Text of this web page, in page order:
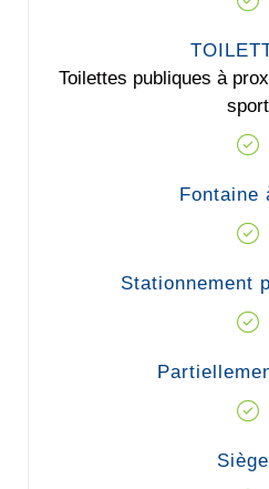
Toilettes publiques à
sport
Fontaine
Stationnement